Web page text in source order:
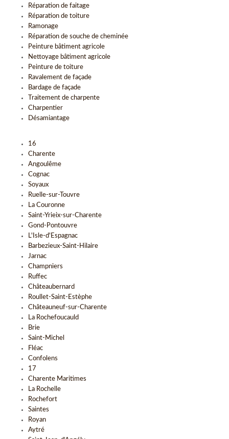
Réparation de faitage
Réparation de toiture
Ramonage
Réparation de souche de cheminée
Peinture bâtiment agricole
Nettoyage bâtiment agricole
Peinture de toiture
Ravalement de façade
Bardage de façade
Traitement de charpente
Charpentier
Désamiantage
16
Charente
Angoulême
Cognac
Soyaux
Ruelle-sur-Touvre
La Couronne
Saint-Yrieix-sur-Charente
Gond-Pontouvre
L'Isle-d'Espagnac
Barbezieux-Saint-Hilaire
Jarnac
Champniers
Ruffec
Châteaubernard
Roullet-Saint-Estèphe
Châteauneuf-sur-Charente
La Rochefoucauld
Brie
Saint-Michel
Fléac
Confolens
17
Charente Maritimes
La Rochelle
Rochefort
Saintes
Royan
Aytré